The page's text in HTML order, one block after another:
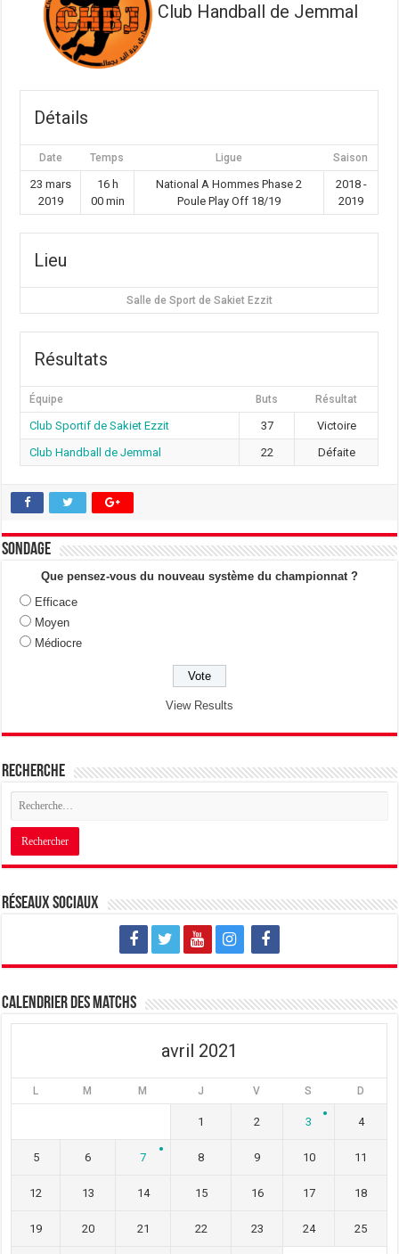
Club Handball de Jemmal
Détails
Date Temps Ligue Saison
23 mars
2019
16 h
00 min
National A Hommes Phase 2
Poule Play Off 18/19
2018 -
2019
Lieu
Salle de Sport de Sakiet Ezzit
Résultats
Équipe Buts Résultat
Club Sportif de Sakiet Ezzit 37
Victoire
Club Handball de Jemmal
22 Défaite
Sondage
Que pensez-vous du nouveau système du championnat ?
Efficace
Moyen
Médiocre
View Results
Recherche
Réseaux sociaux
Calendrier des matchs
avril 2021
L M M J V S D
1 2 3 4
5 6 7 8 9 10 11
12 13 14 15 16 17 18
19 20 21 22 23 24 25